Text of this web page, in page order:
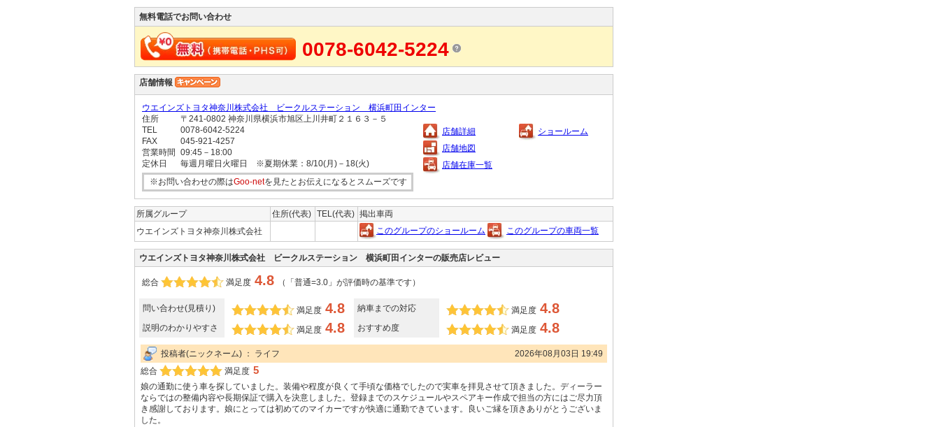
回避ブレーキ／トヨタロング
ラン保証
無料電話でお問い合わせ
0078-6042-5224
店舗情報
ウエインズトヨタ神奈川株式会社 ビークルステーション 横浜町田インター
住所
〒241-0802 神奈川県横浜市旭区上川井町２１６３－５
TEL
0078-6042-5224
FAX
045-921-4257
営業時間
09:45－18:00
定休日
毎週月曜日火曜日 ※夏期休業：8/10(月)－18(火)
※お問い合わせの際はGoo-netを見たとお伝えになるとスムーズです
店舗詳細
店舗地図
店舗在庫一覧
ショールーム
所属グループ 住所(代表) TEL(代表) 掲出車両
ウエインズトヨタ神奈川株式会社
このグループのショールーム このグループの車両一覧
ウエインズトヨタ神奈川株式会社 ビークルステーション 横浜町田インターの販売店レビュー
総合 満足度 4.8 （「普通=3.0」が評価時の基準です）
問い合わせ(見積り) 満足度 4.8 納車までの対応 満足度 4.8
説明のわかりやすさ 満足度 4.8 おすすめ度 満足度 4.8
投稿者(ニックネーム) ： ライフ
2026年08月03日 19:49
総合
満足度 5
娘の通勤に使う車を探していました。装備や程度が良くて手頃な価格でしたので実車を拝見させて頂きました。ディーラー
ならではの整備内容や長期保証で購入を決意しました。登録までのスケジュールやスペアキー作成で担当の方にはご尽力頂
き感謝しております。娘にとっては初めてのマイカーですが快適に通勤できています。良いご縁を頂きありがとうございま
した。